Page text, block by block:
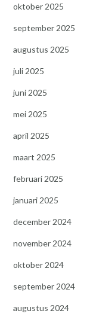
oktober 2025
september 2025
augustus 2025
juli 2025
juni 2025
mei 2025
april 2025
maart 2025
februari 2025
januari 2025
december 2024
november 2024
oktober 2024
september 2024
augustus 2024